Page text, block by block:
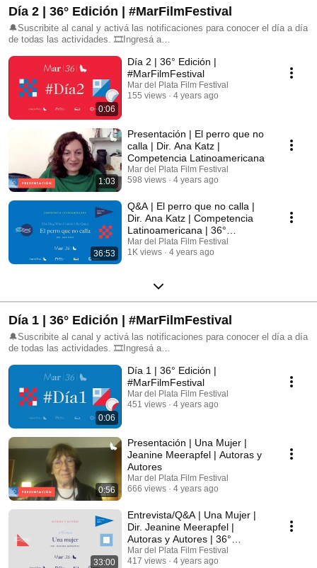
Día 2 | 36° Edición | #MarFilmFestival
🔔Suscribite al canal y activá las notificaciones para conocer el día a día
de todas las actividades. 🎞Ingresá a
en nuestras redes sociales: FB: @mardelplatafilmfestival IG:
@mdqfilmfest TW: @mardelplataff
0:06
Día 2 | 36° Edición |
#MarFilmFestival
Mar del Plata Film Festival
155 views
4 years ago
1:03
Presentación | El perro que no
calla | Dir. Ana Katz |
Competencia Latinoamericana
Mar del Plata Film Festival
598 views
4 years ago
36:53
Q&A | El perro que no calla |
Dir. Ana Katz | Competencia
Latinoamericana | 36°
#MarFilmFestival
Mar del Plata Film Festival
1K views
4 years ago
Día 1 | 36° Edición | #MarFilmFestival
🔔Suscribite al canal y activá las notificaciones para conocer el día a día
de todas las actividades. 🎞Ingresá a
en nuestras redes sociales: FB: @mardelplatafilmfestival IG:
@mdqfilmfest TW: @mardelplataff
0:06
Día 1 | 36° Edición |
#MarFilmFestival
Mar del Plata Film Festival
451 views
4 years ago
0:56
Presentación | Una Mujer |
Jeanine Meerapfel | Autoras y
Autores
Mar del Plata Film Festival
666 views
4 years ago
33:00
Entrevista/Q&A | Una Mujer |
Dir. Jeanine Meerapfel |
Autoras y Autores | 36°
#MarFilmFestival
Mar del Plata Film Festival
417 views
4 years ago